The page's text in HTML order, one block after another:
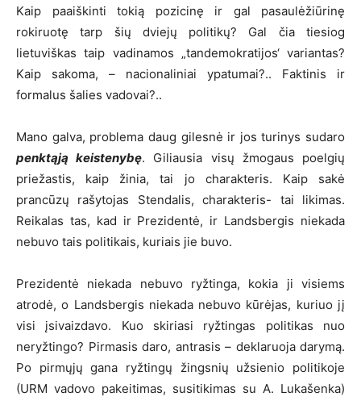
Kaip paaiškinti tokią pozicinę ir gal pasaulėžiūrinę
rokiruotę tarp šių dviejų politikų? Gal čia tiesiog
lietuviškas taip vadinamos „tandemokratijos‘ variantas?
Kaip sakoma, – nacionaliniai ypatumai?.. Faktinis ir
formalus šalies vadovai?..
Mano galva, problema daug gilesnė ir jos turinys sudaro
penktąją keistenybę. Giliausia visų žmogaus poelgių
priežastis, kaip žinia, tai jo charakteris. Kaip sakė
prancūzų rašytojas Stendalis, charakteris- tai likimas.
Reikalas tas, kad ir Prezidentė, ir Landsbergis niekada
nebuvo tais politikais, kuriais jie buvo.
Prezidentė niekada nebuvo ryžtinga, kokia ji visiems
atrodė, o Landsbergis niekada nebuvo kūrėjas, kuriuo jį
visi įsivaizdavo. Kuo skiriasi ryžtingas politikas nuo
neryžtingo? Pirmasis daro, antrasis – deklaruoja darymą.
Po pirmųjų gana ryžtingų žingsnių užsienio politikoje
(URM vadovo pakeitimas, susitikimas su A. Lukašenka)